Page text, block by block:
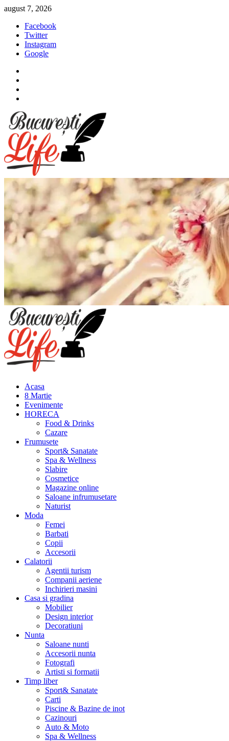
Sari
conținut
august 7, 2026
Facebook
Twitter
Instagram
Google
Meniu
principal
Acasa
8 Martie
Evenimente
HORECA
Food & Drinks
Cazare
Frumusete
Sport& Sanatate
Spa & Wellness
Slabire
Cosmetice
Magazine online
Saloane infrumusetare
Naturist
Moda
Femei
Barbati
Copii
Accesorii
Calatorii
Agentii turism
Companii aeriene
Inchirieri masini
Casa si gradina
Mobilier
Design interior
Decoratiuni
Nunta
Saloane nunti
Accesorii nunta
Fotografi
Artisti si formatii
Timp liber
Sport& Sanatate
Carti
Piscine & Bazine de inot
Cazinouri
Auto & Moto
Spa & Wellness